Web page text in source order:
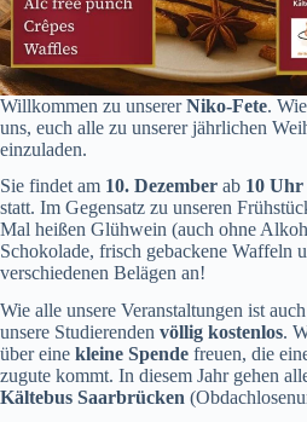
Willkommen zu unsererNiko-Fete.
uns, euch alle zu unserer jährlichen
einzuladen.
Sie findet am 10. Dezember ab 10 Uhr
statt. Im Gegensatz zu unseren
Mal heißen Glühwein (auch ohne
Schokolade, frisch gebackene Waffeln
verschiedenen Belägen an!
Wie alle unsere Veranstaltungen ist
unsere Studierenden völlig kostenlos.
über eine kleine Spende freuen, die
zugute kommt. In diesem Jahr gehen
Kältebus Saarbrücken